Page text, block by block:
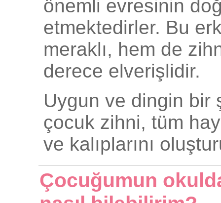
önemli evresinin
etmektedirler. Bu
meraklı, hem de
derece elverişlidir.
Uygun ve dingin bir
çocuk zihni, tüm
ve kalıplarını
Çocuğumun